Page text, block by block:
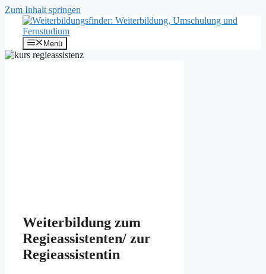
Zum Inhalt springen
Menü
Weiterbildung zum
Regieassistenten/ zur
Regieassistentin